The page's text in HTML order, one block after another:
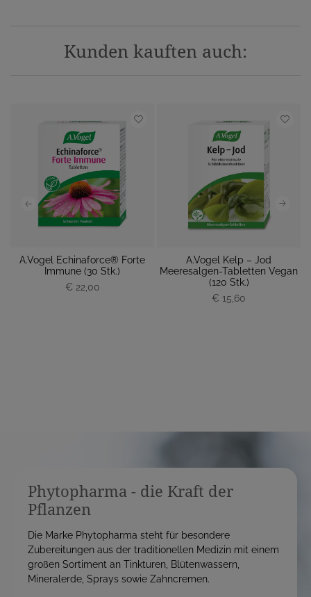
Kunden kauften auch:
A.Vogel Echinaforce® Forte
Immune (30 Stk.)
€ 22,00
A.Vogel Kelp – Jod
Meeresalgen-Tabletten Vegan
(120 Stk.)
€ 15,60
P
r
Phytopharma - die Kraft der
Pflanzen
Die Marke Phytopharma steht für besondere
Zubereitungen aus der traditionellen Medizin mit einem
großen Sortiment an Tinkturen, Blütenwassern,
Mineralerde, Sprays sowie Zahncremen.